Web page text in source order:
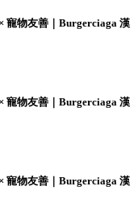
寵物友善｜Burgerciaga 漢
寵物友善｜Burgerciaga 漢
寵物友善｜Burgerciaga 漢